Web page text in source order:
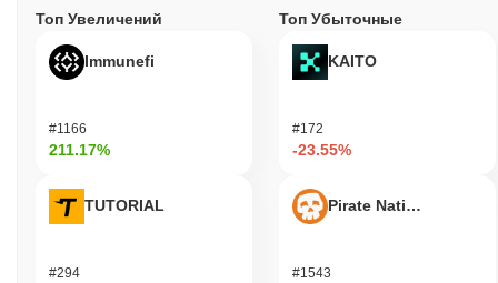
Топ Увеличений
Immunefi
#1166
211.17%
TUTORIAL
#294
Топ Убыточные
KAITO
#172
-23.55%
Pirate Nation Token
#1543